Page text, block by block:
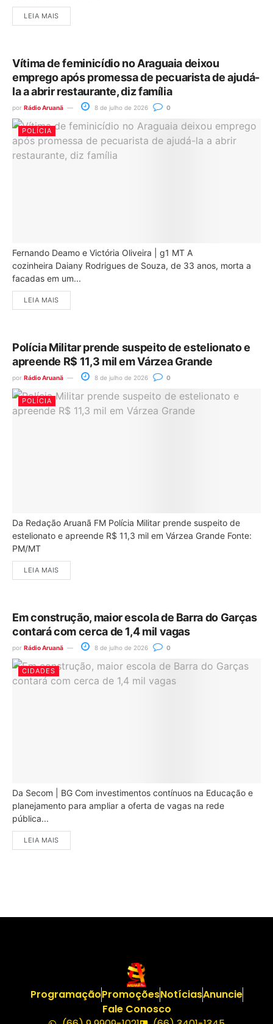
LEIA MAIS
Vítima de feminicídio no Araguaia deixou
emprego após promessa de pecuarista de ajudá-
la a abrir restaurante, diz família
por Rádio Aruanã 8 de julho de 2026 0
POLÍCIA
Fernando Deamo e Victória Oliveira | g1 MT A
cozinheira Daiany Rodrigues de Souza, de 33 anos, morta a
facadas em um...
LEIA MAIS
Polícia Militar prende suspeito de estelionato e
apreende R$ 11,3 mil em Várzea Grande
por Rádio Aruanã 8 de julho de 2026 0
POLÍCIA
Da Redação Aruanã FM Polícia Militar prende suspeito de
estelionato e apreende R$ 11,3 mil em Várzea Grande Fonte:
PM/MT
LEIA MAIS
Em construção, maior escola de Barra do Garças
contará com cerca de 1,4 mil vagas
por Rádio Aruanã 8 de julho de 2026 0
CIDADES
Da Secom | BG Com investimentos contínuos na Educação e
planejamento para ampliar a oferta de vagas na rede
pública...
LEIA MAIS
ProgramaçãoPromoçõesNotíciasAnuncie
Fale Conosco